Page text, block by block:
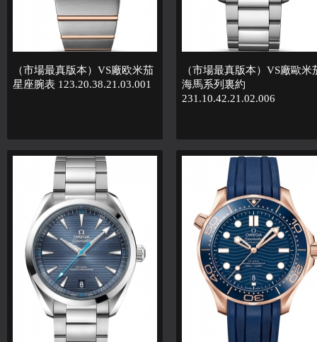
（市場最真版本）VS廠欧米茄
星座腕表 123.20.38.21.03.001
（市場最真版本）VS廠歐米
海馬系列裏約
231.10.42.21.02.006